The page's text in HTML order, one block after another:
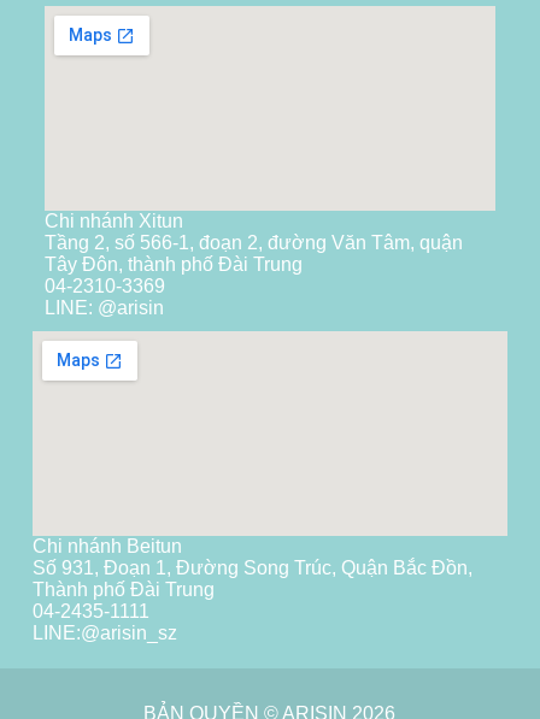
Chi nhánh Xitun
Tầng 2, số 566-1, đoạn 2, đường Văn Tâm, quận
Tây Đôn, thành phố Đài Trung
04-2310-3369
LINE: @arisin
Chi nhánh Beitun
Số 931, Đoạn 1, Đường Song Trúc, Quận Bắc Đồn,
Thành phố Đài Trung
04-2435-1111
LINE:@arisin_sz
BẢN QUYỀN © ARISIN 2026